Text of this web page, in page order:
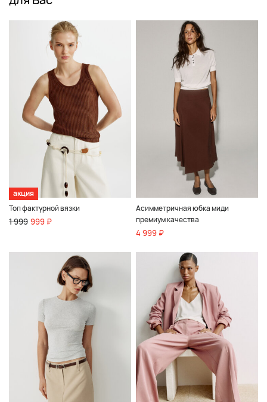
акция
Топ фактурной вязки
1 999 999 ₽
Асимметричная юбка миди
премиум качества
4 999 ₽